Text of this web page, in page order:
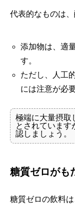
代表的なものは
添加物は、適
す。
ただし、人工
には注意が必
極端に大量摂取
とされています
認しましょう。
糖質ゼロがも
糖質ゼロの飲料